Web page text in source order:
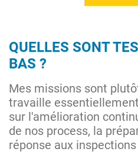
QUELLES SONT
BAS ?
Mes missions sont
travaille
sur l'amélioration
de nos process, la
réponse aux